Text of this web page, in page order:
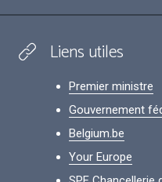
Liens utiles
Premier ministre
Gouvernement
Belgium.be
Your Europe